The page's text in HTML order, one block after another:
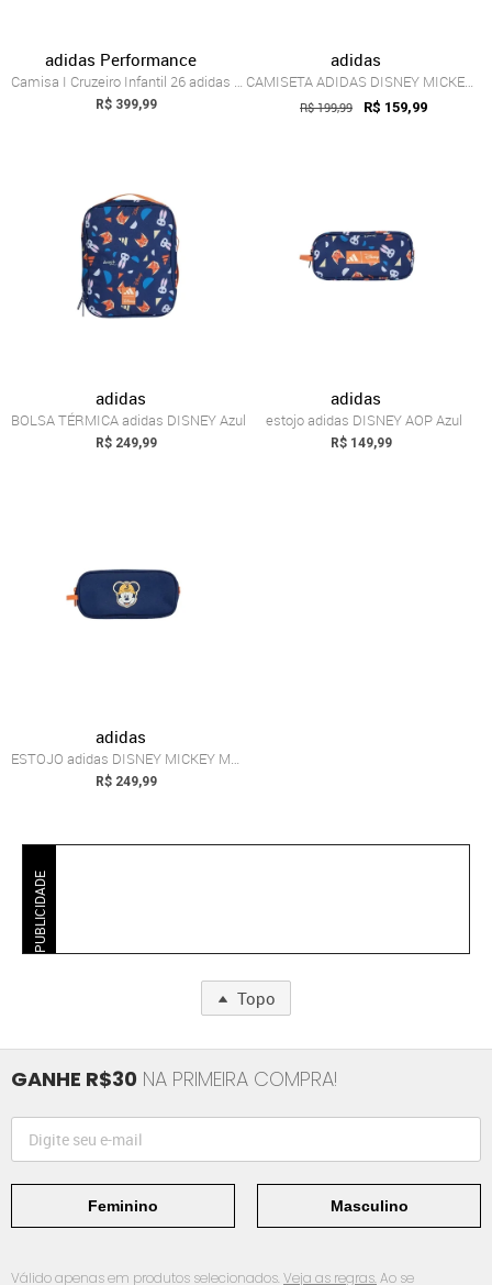
adidas Performance
Camisa I Cruzeiro Infantil 26 adidas Per...
R$ 399,99
adidas
CAMISETA ADIDAS DISNEY MICKEY MOUSE adid...
R$ 199,99 R$ 159,99
adidas
BOLSA TÉRMICA adidas DISNEY Azul
R$ 249,99
adidas
estojo adidas DISNEY AOP Azul
R$ 149,99
adidas
ESTOJO adidas DISNEY MICKEY MOUSE AOP Azul
R$ 249,99
PUBLICIDADE
Topo
GANHE R$30 NA PRIMEIRA COMPRA!
Feminino Masculino
Válido apenas em produtos selecionados.Veja as regras.Ao se